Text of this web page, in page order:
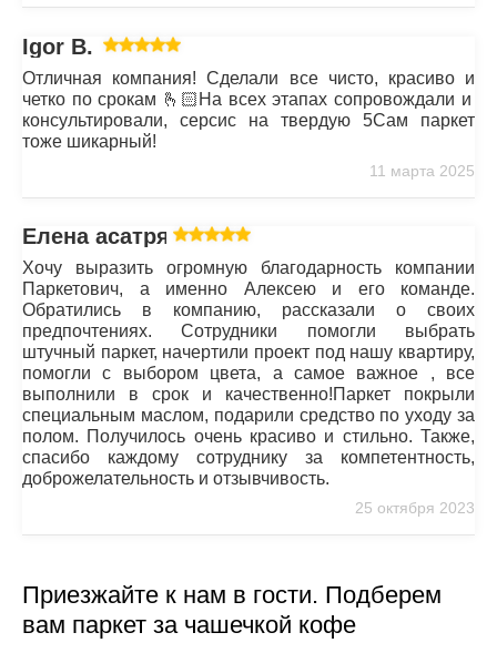
Igor B.
Отличная компания! Сделали все чисто, красиво и
четко по срокам 🫰🏻На всех этапах сопровождали и
консультировали, серсис на твердую 5Сам паркет
тоже шикарный!
11 марта 2025
Елена асатрян
Хочу выразить огромную благодарность компании
Паркетович, а именно Алексею и его команде.
Обратились в компанию, рассказали о своих
предпочтениях. Сотрудники помогли выбрать
штучный паркет, начертили проект под нашу квартиру,
помогли с выбором цвета, а самое важное , все
выполнили в срок и качественно!Паркет покрыли
специальным маслом, подарили средство по уходу за
полом. Получилось очень красиво и стильно. Также,
спасибо каждому сотруднику за компетентность,
доброжелательность и отзывчивость.
25 октября 2023
Приезжайте к нам в гости. Подберем
вам паркет за чашечкой кофе